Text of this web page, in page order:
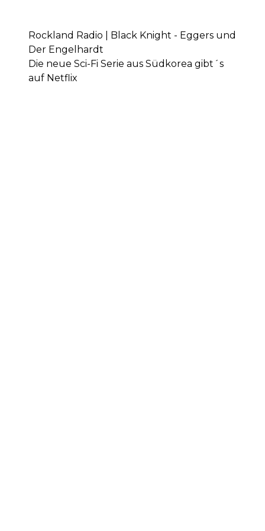
Rockland Radio | Black Knight - Eggers und
Der Engelhardt
Die neue Sci-Fi Serie aus Südkorea gibt´s
auf Netflix